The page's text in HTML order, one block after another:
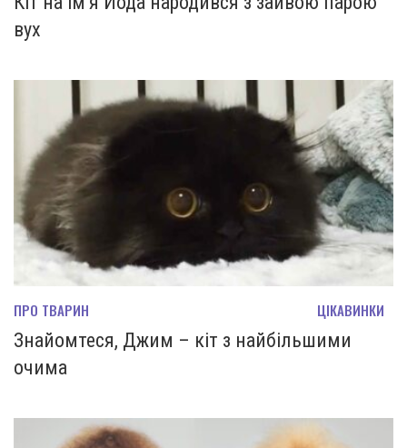
вух
ПРО ТВАРИН ЦІКАВИНКИ
Знайомтеся, Джим – кіт з найбільшими
очима